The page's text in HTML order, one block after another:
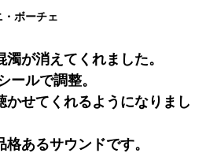
・ボーチェ
が消えてくれました。
ールで調整。
せてくれるようになりまし
あるサウンドです。